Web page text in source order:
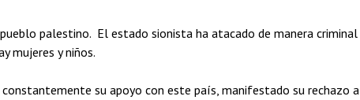
palestino. El estado sionista ha atacado de manera criminal
mujeres y niños.
su apoyo con este país, manifestado su rechazo a